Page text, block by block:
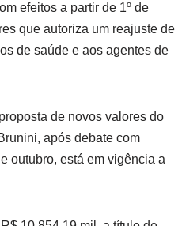
efeitos a partir de 1º de
que autoriza um reajuste de
de saúde e aos agentes de
de novos valores do
após debate com
outubro, está em vigência a